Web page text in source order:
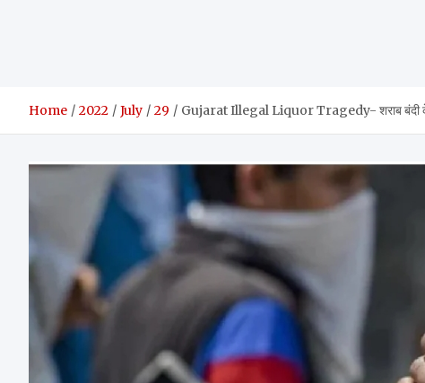
Home 2022 July 29 Gujarat Illegal Liquor Tragedy- शराब बंदी केवल